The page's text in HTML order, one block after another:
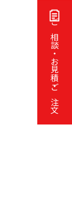
ご相談・お見積・ご注文